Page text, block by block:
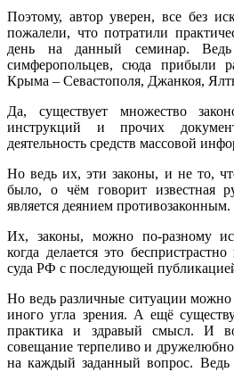
Поэтому, автор уверен, все без
пожалели, что потратили
день на данный семинар. Ведь
симферопольцев, сюда прибыли
Крыма – Севастополя, Джанкоя,
Да, существует множество
инструкций и прочих
деятельность средств массовой
Но ведь их, эти законы, и не то,
было, о чём говорит известная
является деянием противозаконным.
Их, законы, можно по-разному
когда делается это
суда РФ с последующей
Но ведь различные ситуации можно
иного угла зрения. А ещё
практика и здравый смысл. И
совещание терпеливо и
на каждый заданный вопрос.